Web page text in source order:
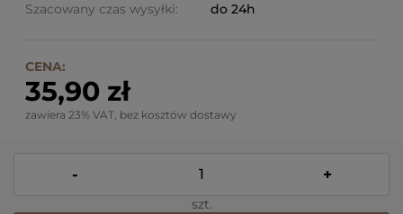
Szacowany czas wysyłki: do 24h
CENA:
35,90 zł
zawiera 23% VAT, bez kosztów dostawy
- +
szt.